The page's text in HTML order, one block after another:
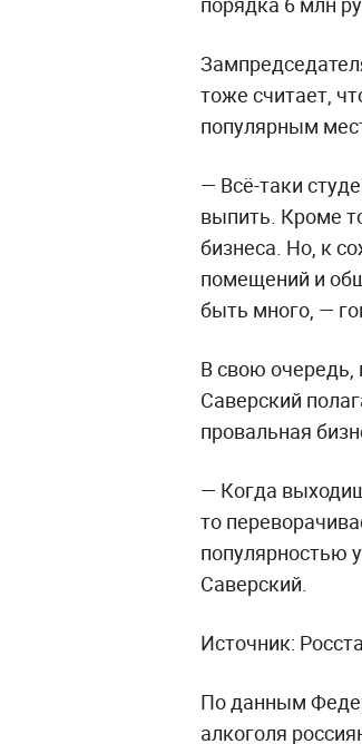
тоже считает,
популярным
— Всё-таки
выпить. Кроме
бизнеса. Но, к
помещений и
быть много, —
В свою очередь,
Саверский
провальная
— Когда
то
популярностью
Саверский.
Источник:
По данным
алкоголя